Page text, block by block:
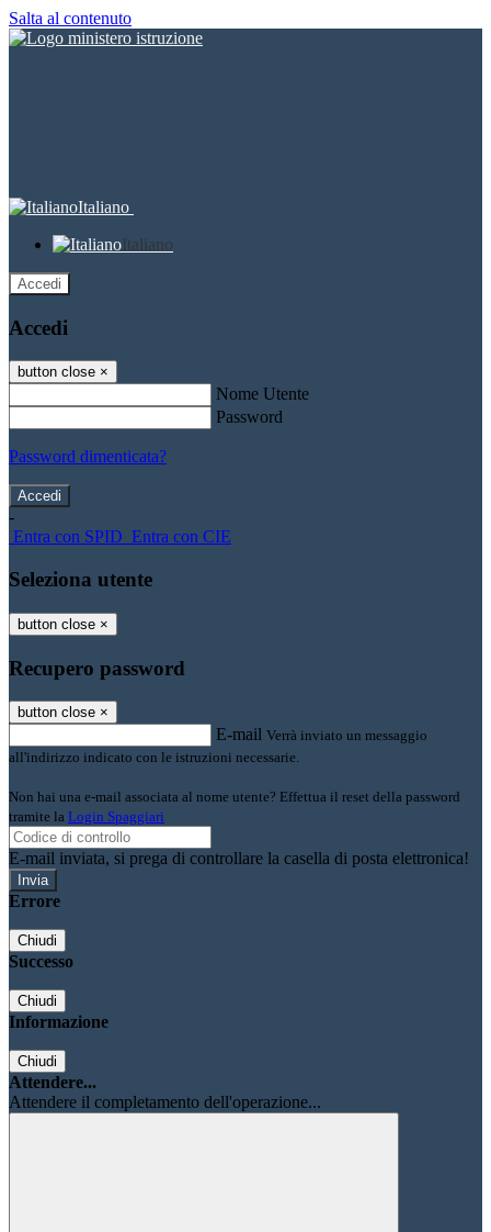
Salta al contenuto
Italiano
Italiano
Accedi
Accedi
button close ×
Nome Utente
Password
Password dimenticata?
-
Entra con SPID Entra con CIE
Seleziona utente
button close ×
Recupero password
button close ×
E-mail Verrà inviato un messaggio
all'indirizzo indicato con le istruzioni necessarie.
Non hai una e-mail associata al nome utente? Effettua il reset della password
tramite la Login Spaggiari
E-mail inviata, si prega di controllare la casella di posta elettronica!
Errore
Chiudi
Successo
Chiudi
Informazione
Chiudi
Attendere...
Attendere il completamento dell'operazione...